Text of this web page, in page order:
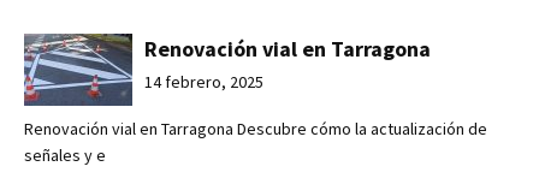
Renovación vial en Tarragona
14 febrero, 2025
Renovación vial en Tarragona Descubre cómo la actualización de
señales y e